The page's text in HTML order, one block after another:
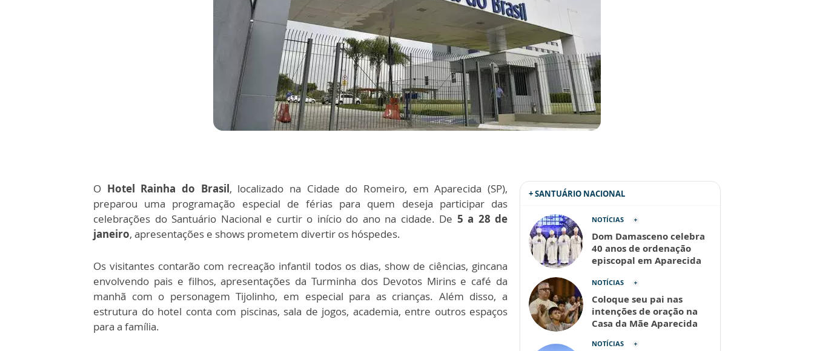
O Hotel Rainha do Brasil, localizado na Cidade do Romeiro, em Aparecida (SP),
preparou uma programação especial de férias para quem deseja participar das
celebrações do Santuário Nacional e curtir o início do ano na cidade. De 5 a 28 de
janeiro, apresentações e shows prometem divertir os hóspedes.
Os visitantes contarão com recreação infantil todos os dias, show de ciências, gincana
envolvendo pais e filhos, apresentações da Turminha dos Devotos Mirins e café da
manhã com o personagem Tijolinho, em especial para as crianças. Além disso, a
estrutura do hotel conta com piscinas, sala de jogos, academia, entre outros espaços
para a família.
+ SANTUÁRIO NACIONAL
NOTÍCIAS
Dom Damasceno celebra
40 anos de ordenação
episcopal em Aparecida
NOTÍCIAS
Coloque seu pai nas
intenções de oração na
Casa da Mãe Aparecida
NOTÍCIAS